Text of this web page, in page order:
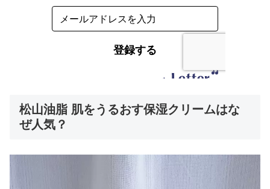
松山油脂 肌をうるおす保湿クリームはな
ぜ人気？